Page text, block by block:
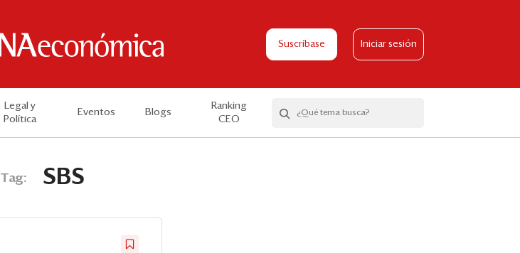
Suscríbase Iniciar sesión
Legal y
Política
Eventos Blogs
Ranking
CEO
Tag: SBS